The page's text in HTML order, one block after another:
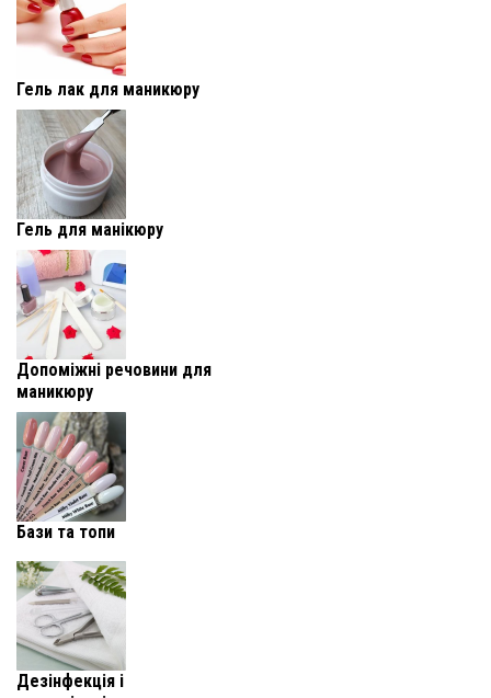
Гель лак для маникюру
Гель для манікюру
Допоміжні речовини для
маникюру
Бази та топи
Дезінфекція і